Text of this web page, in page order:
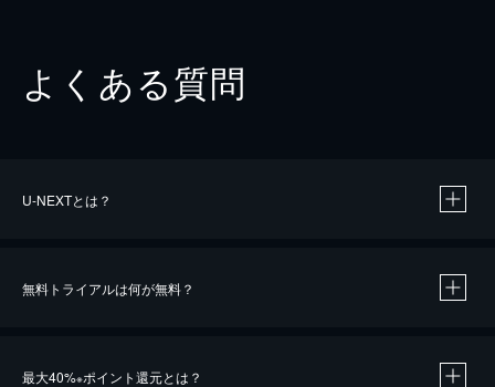
よくある質問
U-NEXTとは？
無料トライアルは何が無料？
最大40%※ポイント還元とは？